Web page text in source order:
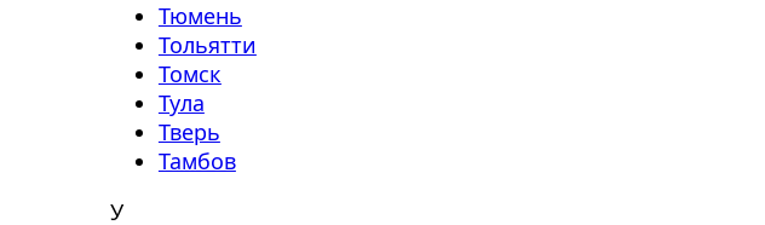
Тюмень
Тольятти
Томск
Тула
Тверь
Тамбов
У